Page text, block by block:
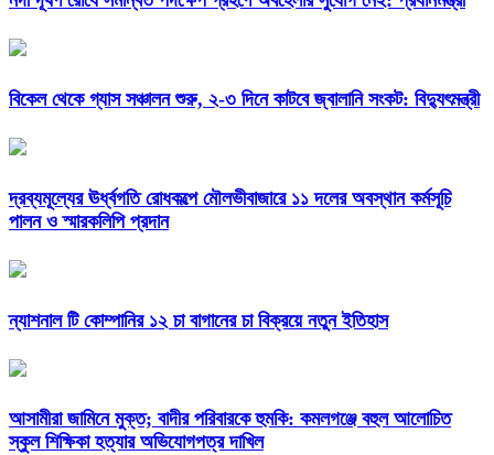
বিকেল থেকে গ্যাস সঞ্চালন শুরু, ২-৩ দিনে কাটবে জ্বালানি সংকট: বিদ্যুৎমন্ত্রী
দ্রব্যমূল্যের ঊর্ধ্বগতি রোধকল্পে মৌলভীবাজারে ১১ দলের অবস্থান কর্মসূচি
পালন ও স্মারকলিপি প্রদান
ন্যাশনাল টি কোম্পানির ১২ চা বাগানের চা বিক্রয়ে নতুন ইতিহাস
আসামীরা জামিনে মুক্ত; বাদীর পরিবারকে হুমকি: কমলগঞ্জে বহুল আলোচিত
স্কুল শিক্ষিকা হত্যার অভিযোগপত্র দাখিল